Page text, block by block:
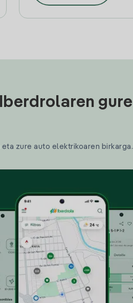
gure
zure auto elektrikoaren birkarga.